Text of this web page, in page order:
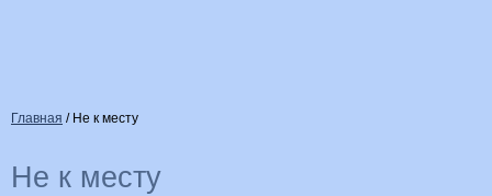
Главная / Не к месту
Не к месту